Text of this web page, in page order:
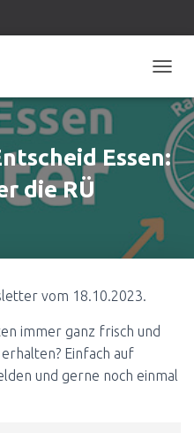
G
A
T
U
C
Essen:
die RÜ
vom 18.10.2023.
immer ganz frisch und
Einfach auf
und gerne noch einmal